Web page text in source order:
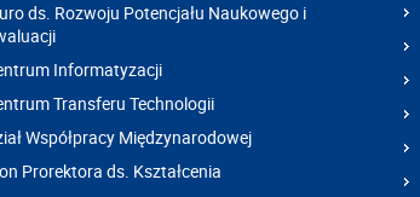
ds. Rozwoju Potencjału Naukowego i
Informatyzacji
Transferu Technologii
Współpracy Międzynarodowej
Prorektora ds. Kształcenia